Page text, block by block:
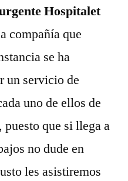
Hospitalet
compañía que
se ha
un servicio de
uno de ellos de
que si llega a
no dude en
les asistiremos